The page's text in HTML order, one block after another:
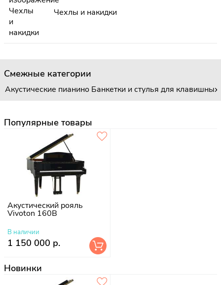
Чехлы и накидки
Смежные категории
Акустические пианино Банкетки и стулья для клавишных
Популярные товары
Акустический рояль
Vivoton 160B
В наличии
1 150 000 р.
Новинки